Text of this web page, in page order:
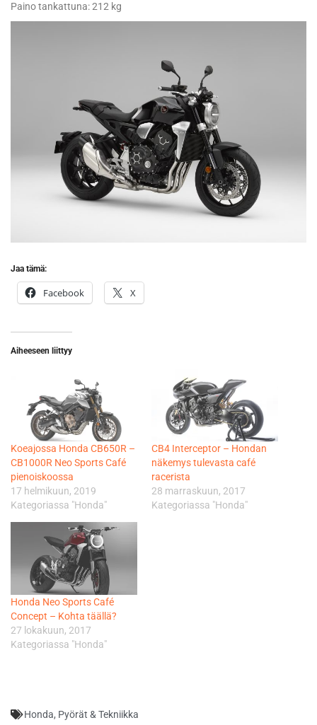
Paino tankattuna: 212 kg
Jaa tämä:
Facebook X
Aiheeseen liittyy
Koeajossa Honda CB650R –
CB1000R Neo Sports Café
pienoiskoossa
17 helmikuun, 2019
Kategoriassa "Honda"
CB4 Interceptor – Hondan
näkemys tulevasta café
racerista
28 marraskuun, 2017
Kategoriassa "Honda"
Honda Neo Sports Café
Concept – Kohta täällä?
27 lokakuun, 2017
Kategoriassa "Honda"
Honda, Pyörät & Tekniikka